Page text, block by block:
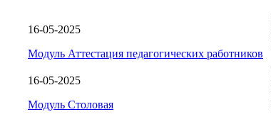
16-05-2025
Модуль Аттестация педагогических работников
16-05-2025
Модуль Столовая